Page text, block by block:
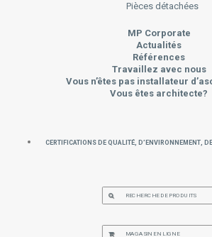
Pièces détachées
MP Corporate
Actualités
Références
Travaillez avec nous
Vous n’êtes pas installateur
Vous êtes architecte?
Certifications de Qualité, d’Environnement,
RECHERCHE DE PRODUITS
MAGASIN EN LIGNE